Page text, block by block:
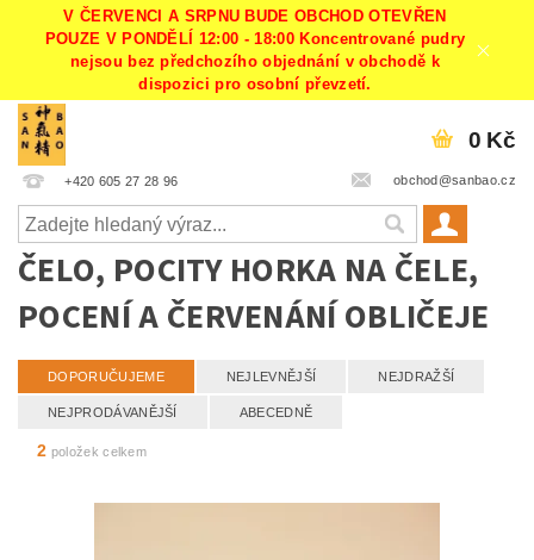
V ČERVENCI A SRPNU BUDE OBCHOD OTEVŘEN
POUZE V PONDĚLÍ 12:00 - 18:00 Koncentrované pudry
nejsou bez předchozího objednání v obchodě k
dispozici pro osobní převzetí.
+420 605 27 28 96 obchod@sanbao.cz
0 Kč
ČELO, POCITY HORKA NA ČELE,
POCENÍ A ČERVENÁNÍ OBLIČEJE
DOPORUČUJEME NEJLEVNĚJŠÍ NEJDRAŽŠÍ
NEJPRODÁVANĚJŠÍ ABECEDNĚ
2 položek celkem